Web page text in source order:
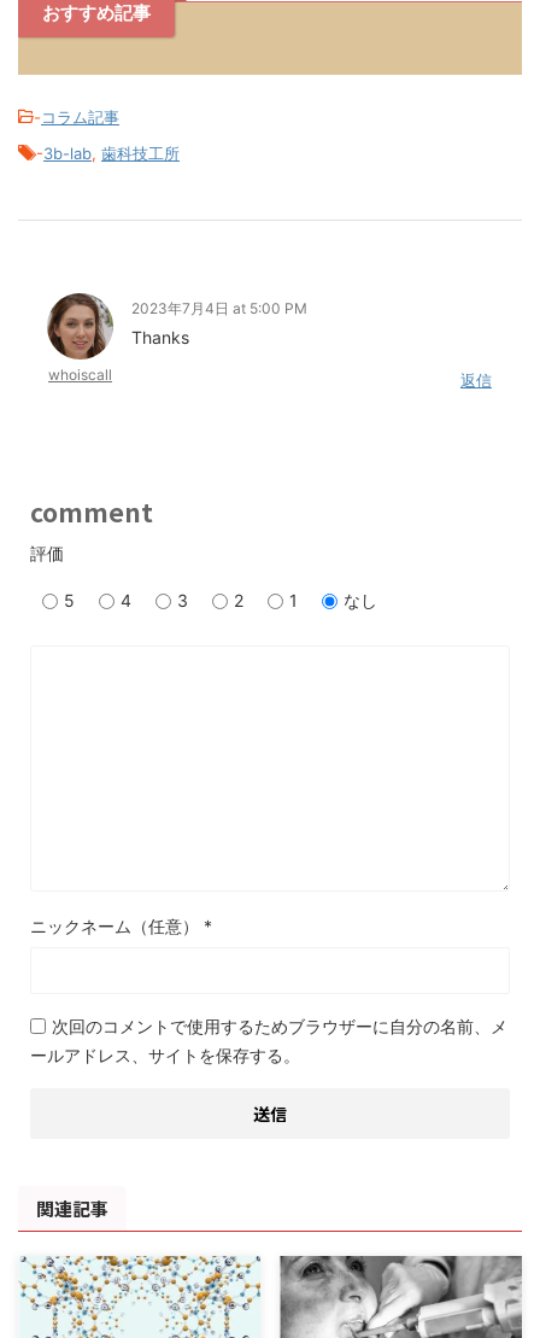
おすすめ記事
-コラム記事
-3b-lab, 歯科技工所
whoiscall
2023年7月4日 at 5:00 PM
Thanks
返信
comment
評価
5 4 3 2 1 なし
ニックネーム（任意） *
次回のコメントで使用するためブラウザーに自分の名前、メ
ールアドレス、サイトを保存する。
関連記事